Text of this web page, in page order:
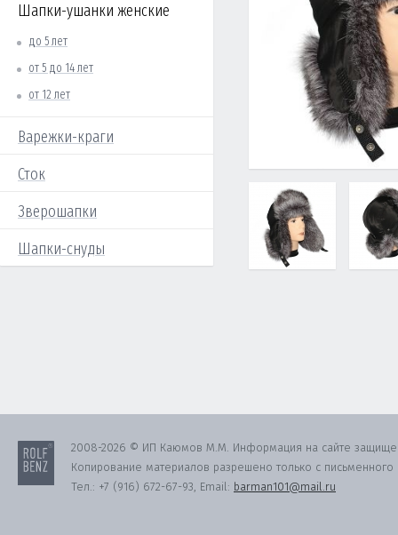
Шапки-ушанки женские
до 5 лет
от 5 до 14 лет
от 12 лет
Варежки-краги
Сток
Зверошапки
Шапки-снуды
2008-2026 © ИП Каюмов М.М. Информация на сайте
Копирование материалов разрешено только с письменного
Тел.: +7 (916) 672-67-93, Email: barman101@mail.ru